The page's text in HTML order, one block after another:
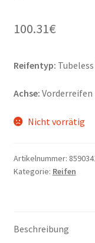
100.31€
Reifentyp:
Achse: Vorderreifen
Nicht vorrätig
Artikelnummer:
Kategorie: Reifen
Beschreibung